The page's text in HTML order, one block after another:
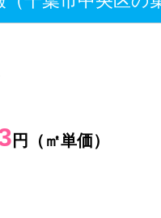
円（㎡単価）